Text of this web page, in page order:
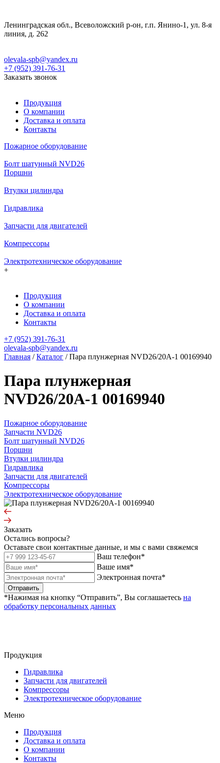
Ленинградская обл., Всеволожский р-он, г.п. Янино-1, ул. 8-я
линия, д. 262
olevala-spb@yandex.ru
+7 (952) 391-76-31
Заказать звонок
Продукция
О компании
Доставка и оплата
Контакты
Пожарное оборудование
Болт шатунный NVD26
Поршни
Втулки цилиндра
Гидравлика
Запчасти для двигателей
Компрессоры
Электротехническое оборудование
+
Продукция
О компании
Доставка и оплата
Контакты
+7 (952) 391-76-31
olevala-spb@yandex.ru
Главная /Каталог /Пара плунжерная NVD26/20A-1 00169940
Пара плунжерная
NVD26/20A-1 00169940
Пожарное оборудование
Запчасти NVD26
Болт шатунный NVD26
Поршни
Втулки цилиндра
Гидравлика
Запчасти для двигателей
Компрессоры
Электротехническое оборудование
Заказать
Остались вопросы?
Оставьте свои контактные данные, и мы с вами свяжемся
Ваш телефон*
Ваше имя*
Электронная почта*
Отправить
*Нажимая на кнопку “Отправить”, Вы соглашаетесь на
обработку персональных данных
Продукция
Гидравлика
Запчасти для двигателей
Компрессоры
Электротехническое оборудование
Меню
Продукция
Доставка и оплата
О компании
Контакты